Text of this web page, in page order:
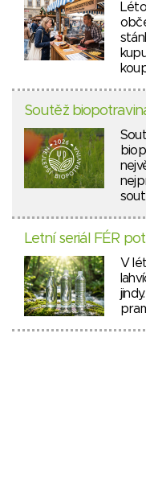
Soutěž
Letní seriál FÉR
V